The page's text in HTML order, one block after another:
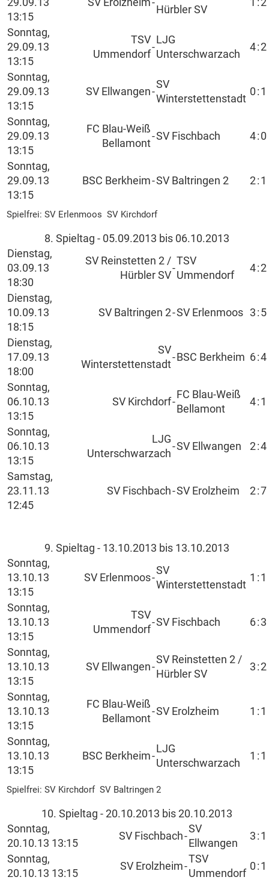
29.09.13
13:15
SV Erolzheim-
Hürbler SV
1 :2
Sonntag,
29.09.13
13:15
TSV
Ummendorf
-
LJG
Unterschwarzach
4:2
Sonntag,
29.09.13
13:15
SV Ellwangen-
SV
Winterstettenstadt
0 : 1
Sonntag,
29.09.13
13:15
FC Blau-Weiß
Bellamont
-SV Fischbach 4: 0
Sonntag,
29.09.13
13:15
BSC Berkheim-SV Baltringen 2 2: 1
Spielfrei: SV Erlenmoos SV Kirchdorf
8. Spieltag - 05.09.2013 bis 06.10.2013
Dienstag,
03.09.13
18:30
SV Reinstetten 2 /
Hürbler SV
-
TSV
Ummendorf
4:2
Dienstag,
10.09.13
18:15
SV Baltringen 2-SV Erlenmoos 3 : 5
Dienstag,
17.09.13
18:00
SV
Winterstettenstadt
- BSC Berkheim 6:4
Sonntag,
06.10.13
13:15
SV Kirchdorf-
FC Blau-Weiß
Bellamont
4: 1
Sonntag,
06.10.13
13:15
LJG
Unterschwarzach
-SV Ellwangen 2:4
Samstag,
23.11.13
12:45
SV Fischbach-SV Erolzheim 2:7
9. Spieltag - 13.10.2013 bis 13.10.2013
Sonntag,
13.10.13
13:15
SV Erlenmoos-
SV
Winterstettenstadt
1 : 1
Sonntag,
13.10.13
13:15
TSV
Ummendorf
-SV Fischbach 6: 3
Sonntag,
13.10.13
13:15
SV Ellwangen-
SV Reinstetten 2 /
Hürbler SV
3 :2
Sonntag,
13.10.13
13:15
FC Blau-Weiß
Bellamont
-SV Erolzheim 1 : 1
Sonntag,
13.10.13
13:15
BSC Berkheim-
LJG
Unterschwarzach
1 : 1
Spielfrei: SV Kirchdorf SV Baltringen 2
10. Spieltag - 20.10.2013 bis 20.10.2013
Sonntag,
20.10.13 13:15
SV Fischbach-
SV
Ellwangen
3 : 1
Sonntag,
20.10.13 13:15
SV Erolzheim-
TSV
Ummendorf
0 : 1